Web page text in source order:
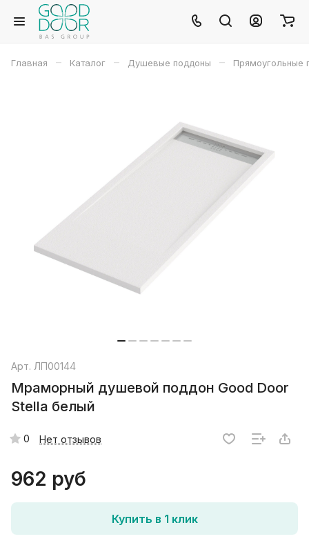
Главная – Каталог – Душевые поддоны – Прямоугольные
Арт. ЛП00144
Мраморный душевой поддон Good Door
Stella белый
0 Нет отзывов
962 руб
Купить в 1 клик